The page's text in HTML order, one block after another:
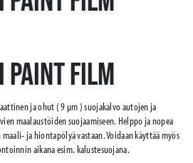
PAINT FILM
ja ohut ( 9 µm ) suojakalvo autojen ja
maalaustöiden suojaamiseen. Helppo ja nopea
ja hiontapölyä vastaan. Voidaan käyttää myös
aikana esim. kalustesuojana.